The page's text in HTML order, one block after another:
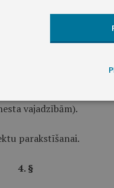
J. Garisons, E.
vajadzībām).
parakstīšanai.
4. §